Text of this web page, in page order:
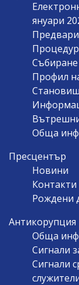
януари
Профил
Обща
Пресцентър
Новини
Контакти
Рождени
Антикорупция
Обща
Сигнали
Сигнали